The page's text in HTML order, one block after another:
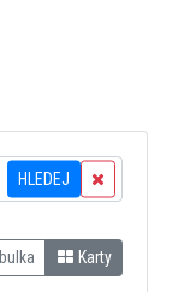
HLEDEJ
Karty